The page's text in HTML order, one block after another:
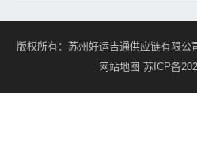
版权所有： 苏州好运吉通供应链有限公
网站地图 苏ICP备